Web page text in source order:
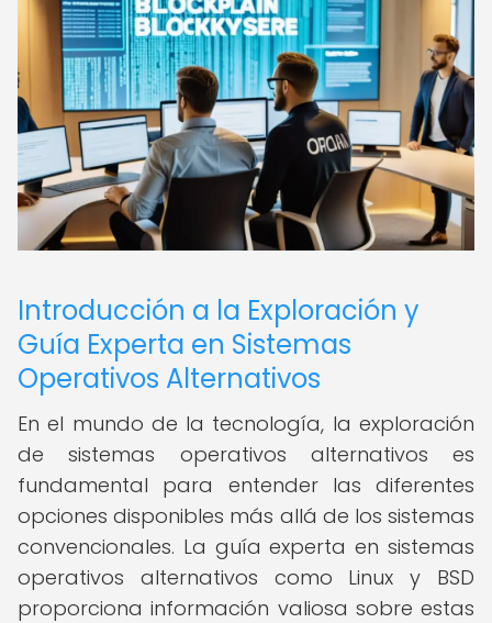
Introducción a la Exploración y
Guía Experta en Sistemas
Operativos Alternativos
En el mundo de la tecnología, la exploración
de sistemas operativos alternativos es
fundamental para entender las diferentes
opciones disponibles más allá de los sistemas
convencionales. La guía experta en sistemas
operativos alternativos como Linux y BSD
proporciona información valiosa sobre estas